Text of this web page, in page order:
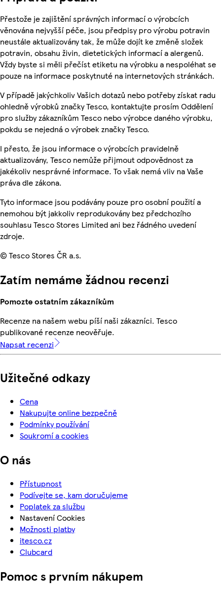
Přestože je zajištění správných informací o výrobcích
věnována nejvyšší péče, jsou předpisy pro výrobu potravin
neustále aktualizovány tak, že může dojít ke změně složek
potravin, obsahu živin, dietetických informací a alergenů.
Vždy byste si měli přečíst etiketu na výrobku a nespoléhat se
pouze na informace poskytnuté na internetových stránkách.
V případě jakýchkoliv Vašich dotazů nebo potřeby získat radu
ohledně výrobků značky Tesco, kontaktujte prosím Oddělení
pro služby zákazníkům Tesco nebo výrobce daného výrobku,
pokdu se nejedná o výrobek značky Tesco.
I přesto, že jsou informace o výrobcích pravidelně
aktualizovány, Tesco nemůže přijmout odpovědnost za
jakékoliv nesprávné informace. To však nemá vliv na Vaše
práva dle zákona.
Tyto informace jsou podávány pouze pro osobní použití a
nemohou být jakkoliv reprodukovány bez předchozího
souhlasu Tesco Stores Limited ani bez řádného uvedení
zdroje.
© Tesco Stores ČR a.s.
Zatím nemáme žádnou recenzi
Pomozte ostatním zákazníkům
Recenze na našem webu píší naši zákazníci. Tesco
publikované recenze neověřuje.
Napsat recenzi
Užitečné odkazy
Cena
Nakupujte online bezpečně
Podmínky používání
Soukromí a cookies
O nás
Přístupnost
Podívejte se, kam doručujeme
Poplatek za službu
Nastavení Cookies
Možnosti platby
itesco.cz
Clubcard
Pomoc s prvním nákupem